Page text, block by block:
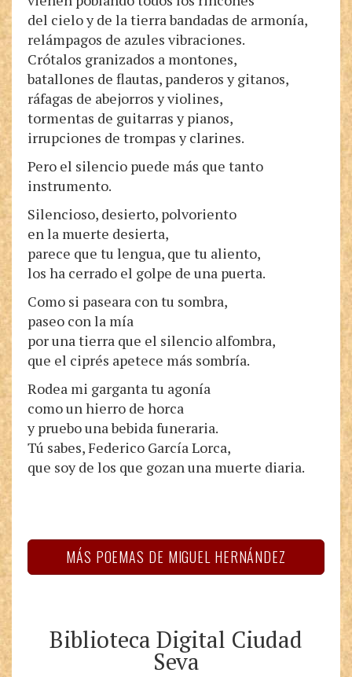
del cielo y de la tierra bandadas de armonía,
relámpagos de azules vibraciones.
Crótalos granizados a montones,
batallones de flautas, panderos y gitanos,
ráfagas de abejorros y violines,
tormentas de guitarras y pianos,
irrupciones de trompas y clarines.
Pero el silencio puede más que tanto
instrumento.
Silencioso, desierto, polvoriento
en la muerte desierta,
parece que tu lengua, que tu aliento,
los ha cerrado el golpe de una puerta.
Como si paseara con tu sombra,
paseo con la mía
por una tierra que el silencio alfombra,
que el ciprés apetece más sombría.
Rodea mi garganta tu agonía
como un hierro de horca
y pruebo una bebida funeraria.
Tú sabes, Federico García Lorca,
que soy de los que gozan una muerte diaria.
MÁS POEMAS DE MIGUEL HERNÁNDEZ
Biblioteca Digital Ciudad
Seva